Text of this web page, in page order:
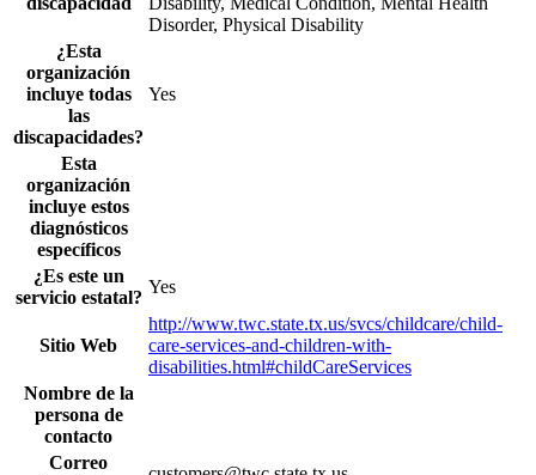
Disorder, Physical Disability
¿Esta
organización
incluye todas
las
discapacidades?
Yes
Esta
organización
incluye estos
diagnósticos
específicos
¿Es este un
servicio estatal?
Yes
Sitio Web
http://www.twc.state.tx.us/svcs/childcare/child-
care-services-and-children-with-
disabilities.html#childCareServices
Nombre de la
persona de
contacto
Correo